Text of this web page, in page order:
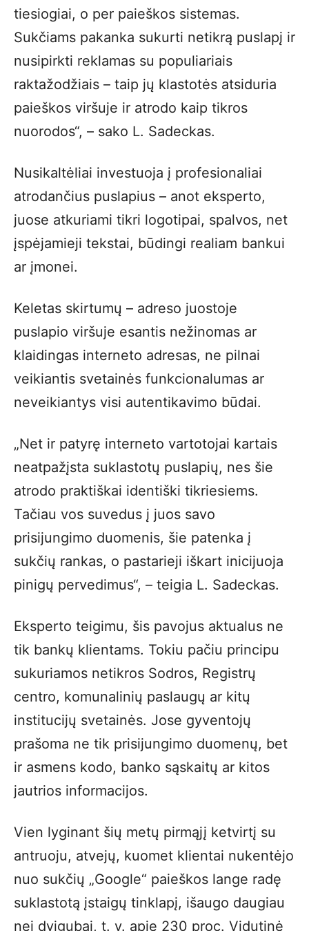
tiesiogiai, o per paieškos sistemas.
Sukčiams pakanka sukurti netikrą puslapį ir
nusipirkti reklamas su populiariais
raktažodžiais – taip jų klastotės atsiduria
paieškos viršuje ir atrodo kaip tikros
nuorodos“, – sako L. Sadeckas.
Nusikaltėliai investuoja į profesionaliai
atrodančius puslapius – anot eksperto,
juose atkuriami tikri logotipai, spalvos, net
įspėjamieji tekstai, būdingi realiam bankui
ar įmonei.
Keletas skirtumų – adreso juostoje
puslapio viršuje esantis nežinomas ar
klaidingas interneto adresas, ne pilnai
veikiantis svetainės funkcionalumas ar
neveikiantys visi autentikavimo būdai.
„Net ir patyrę interneto vartotojai kartais
neatpažįsta suklastotų puslapių, nes šie
atrodo praktiškai identiški tikriesiems.
Tačiau vos suvedus į juos savo
prisijungimo duomenis, šie patenka į
sukčių rankas, o pastarieji iškart inicijuoja
pinigų pervedimus“, – teigia L. Sadeckas.
Eksperto teigimu, šis pavojus aktualus ne
tik bankų klientams. Tokiu pačiu principu
sukuriamos netikros Sodros, Registrų
centro, komunalinių paslaugų ar kitų
institucijų svetainės. Jose gyventojų
prašoma ne tik prisijungimo duomenų, bet
ir asmens kodo, banko sąskaitų ar kitos
jautrios informacijos.
Vien lyginant šių metų pirmąjį ketvirtį su
antruoju, atvejų, kuomet klientai nukentėjo
nuo sukčių „Google“ paieškos lange radę
suklastotą įstaigų tinklapį, išaugo daugiau
nei dvigubai, t. y. apie 230 proc. Vidutinė